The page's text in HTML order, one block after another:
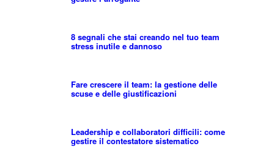
8 segnali che stai creando nel tuo team
stress inutile e dannoso
Fare crescere il team: la gestione delle
scuse e delle giustificazioni
Leadership e collaboratori difficili: come
gestire il contestatore sistematico